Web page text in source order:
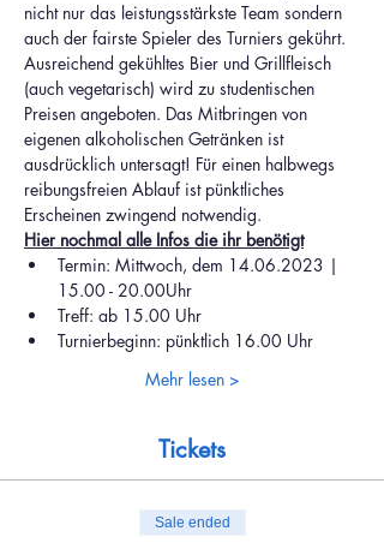
nicht nur das leistungsstärkste Team sondern
auch der fairste Spieler des Turniers gekührt.
Ausreichend gekühltes Bier und Grillfleisch
(auch vegetarisch) wird zu studentischen
Preisen angeboten. Das Mitbringen von
eigenen alkoholischen Getränken ist
ausdrücklich untersagt! Für einen halbwegs
reibungsfreien Ablauf ist pünktliches
Erscheinen zwingend notwendig.
Hier nochmal alle Infos die ihr benötigt
Termin: Mittwoch, dem 14.06.2023 |
15.00 - 20.00Uhr
Treff: ab 15.00 Uhr
Turnierbeginn: pünktlich 16.00 Uhr
Mehr lesen >
Tickets
Sale ended